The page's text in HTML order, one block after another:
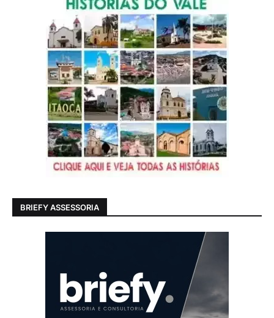
BRIEFY ASSESSORIA